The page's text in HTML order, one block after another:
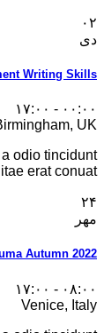
۰۲
دی
Writing Skills
۰۰:۰۰ - ۱۷:۰۰
UK
odio tincidunt
erat conuat
۲۴
مهر
Autumn 2022
۰۸:۰۰ - ۱۷:۰۰
Venice, Italy